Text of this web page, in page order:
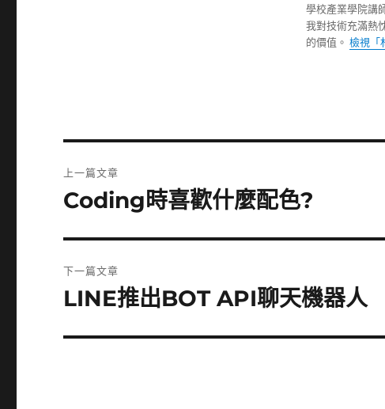
學校產業學院講
我對技術充滿熱
的價值。 檢視「
章
上一篇文章
上
篇
文
Coding時喜歡什麼配色?
下一篇文章
下
篇
LINE推出BOT API聊天機器人